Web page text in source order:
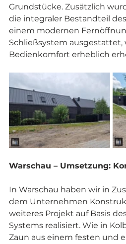
Grundstücke. Zusätzlich
die integraler Bestandteil
einem modernen
Schließsystem ausgestattet,
Bedienkomfort erheblich
Warschau – Umsetzung:
In Warschau haben wir in
dem Unternehmen
weiteres Projekt auf Basis
Systems realisiert. Wie in
Zaun aus einem festen und